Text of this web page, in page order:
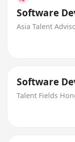
Software
Asia Talent
Software
Talent Fields